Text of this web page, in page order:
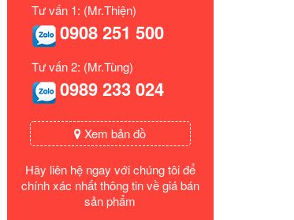
Tư vấn 1: (Mr.Thiện)
0908 251 500
Tư vấn 2: (Mr.Tùng)
0989 233 024
Xem bản đồ
Hãy liên hệ ngay với chúng tôi để
chính xác nhất thông tin về giá bán
sản phẩm